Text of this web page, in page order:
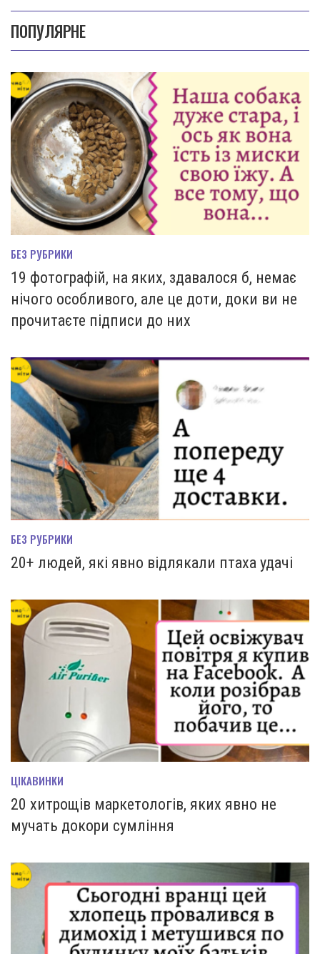
ПОПУЛЯРНЕ
БЕЗ РУБРИКИ
19 фотографій, на яких, здавалося б, немає
нічого особливого, але це доти, доки ви не
прочитаєте підписи до них
БЕЗ РУБРИКИ
20+ людей, які явно відлякали птаха удачі
ЦІКАВИНКИ
20 хитрощів маркетологів, яких явно не
мучать докори сумління